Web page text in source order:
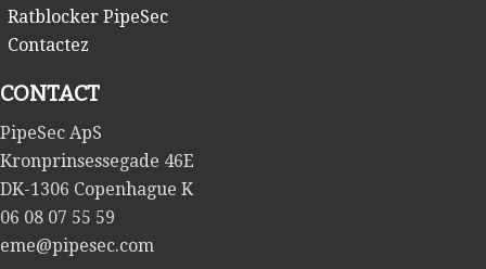
Ratblocker PipeSec
Contactez
CONTACT
PipeSec ApS
Kronprinsessegade 46E
DK-1306 Copenhague K
06 08 07 55 59
eme@pipesec.com